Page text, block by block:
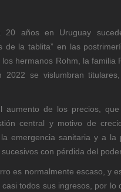
20 años en Uruguay
de la tablita” en las
hermanos Rohm, la familia
2022 se vislumbran
aumento de los precios,
central y motivo de
emergencia sanitaria y a la
con pérdida del
es normalmente escaso, y
todos sus ingresos, por